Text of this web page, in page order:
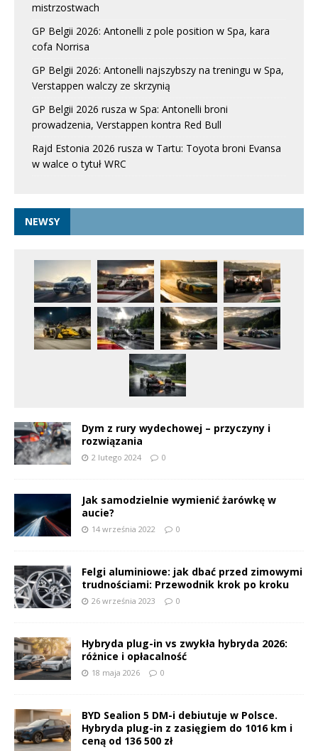
mistrzostwach
GP Belgii 2026: Antonelli z pole position w Spa, kara
cofa Norrisa
GP Belgii 2026: Antonelli najszybszy na treningu w Spa,
Verstappen walczy ze skrzynią
GP Belgii 2026 rusza w Spa: Antonelli broni
prowadzenia, Verstappen kontra Red Bull
Rajd Estonia 2026 rusza w Tartu: Toyota broni Evansa
w walce o tytuł WRC
NEWSY
Dym z rury wydechowej – przyczyny i
rozwiązania
2 lutego 2024 0
Jak samodzielnie wymienić żarówkę w
aucie?
14 września 2022 0
Felgi aluminiowe: jak dbać przed zimowymi
trudnościami: Przewodnik krok po kroku
26 września 2023 0
Hybryda plug-in vs zwykła hybryda 2026:
różnice i opłacalność
18 maja 2026 0
BYD Sealion 5 DM-i debiutuje w Polsce.
Hybryda plug-in z zasięgiem do 1016 km i
ceną od 136 500 zł